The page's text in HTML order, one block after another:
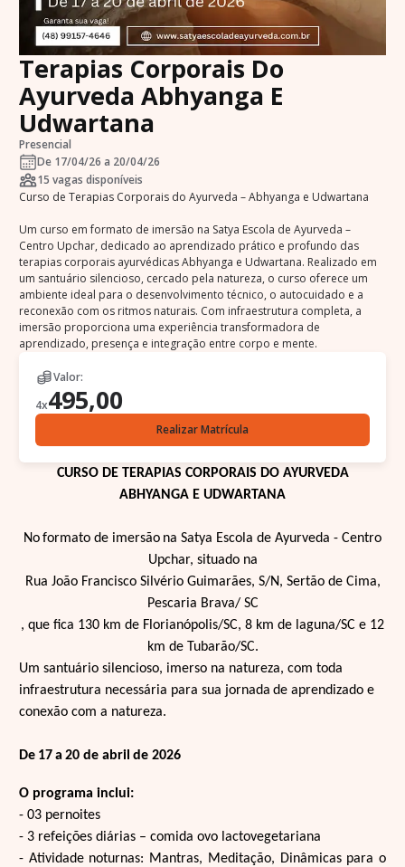
Terapias Corporais Do
Ayurveda Abhyanga E
Udwartana
Presencial
De 17/04/26 a 20/04/26
15 vagas disponíveis
Curso de Terapias Corporais do Ayurveda – Abhyanga e Udwartana
Um curso em formato de imersão na Satya Escola de Ayurveda –
Centro Upchar, dedicado ao aprendizado prático e profundo das
terapias corporais ayurvédicas Abhyanga e Udwartana. Realizado em
um santuário silencioso, cercado pela natureza, o curso oferece um
ambiente ideal para o desenvolvimento técnico, o autocuidado e a
reconexão com os ritmos naturais. Com infraestrutura completa, a
imersão proporciona uma experiência transformadora de
aprendizado, presença e integração entre corpo e mente.
Valor:
4X495,00
Realizar Matrícula
CURSO DE TERAPIAS CORPORAIS DO AYURVEDA
ABHYANGA E UDWARTANA
Noformato de imersão na Satya Escola de Ayurveda - Centro
Upchar, situado na
Rua João Francisco Silvério Guimarães, S/N, Sertão de Cima,
Pescaria Brava/ SC
, que fica 130 km de Florianópolis/SC, 8 km de laguna/SC e 12
km de Tubarão/SC.
Um santuário silencioso, imerso na natureza, com toda
infraestrutura necessária para sua jornada de aprendizado e
conexão com a natureza.
De 17a 20 de abril de 2026
O programa inclui:
- 03 pernoites
- 3 refeições diárias – comida ovo lactovegetariana
- Atividade noturnas: Mantras, Meditação, Dinâmicas para o